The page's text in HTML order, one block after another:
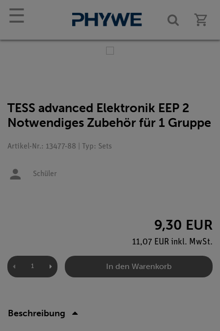
☰
TESS advanced Elektronik EEP 2
Notwendiges Zubehör für 1 Gruppe
Artikel-Nr.: 13477-88 | Typ: Sets
Schüler
9,30 EUR
11,07 EUR inkl. MwSt.
In den Warenkorb
Beschreibung